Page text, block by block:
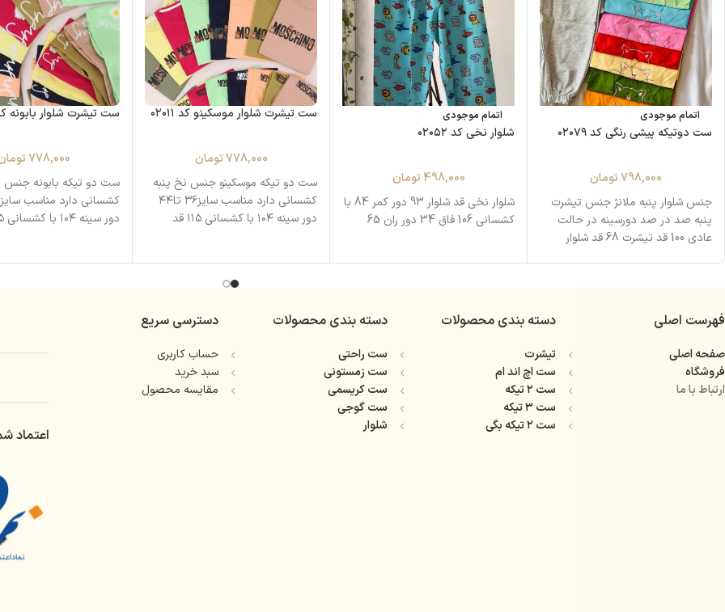
اتمام موجودی
ست دوتیکه پیشی رنگی کد ۰۲۰۷۹
798,000تومان
جنس شلوار پنبه ملانژ جنس تیشرت
پنبه صد در صد دورسینه در حالت
عادی 100 قد تیشرت 68 قد شلوار
اتمام موجودی
شلوار نخی کد ۰۲۰۵۲
498,000 تومان
شلوار نخی قد شلوار 93 دور کمر 84 با
کشسانی 106 فاق 34 دور ران 65
ست تیشرت شلوار موسکینو کد ۰۲۰۱۱
778,000تومان
ست دو تیکه موسکینو جنس نخ پنبه
کشسانی دارد مناسب سایز۳۶ تا۴۴
دور سینه ۱۰۴ با کشسانی ۱۱۵ قد
ست تیشرت شلوار بابونه کد
778,000
ست دو تیکه بابونه جنس
فهرست اصلی
صفحه اصلی
فروشگاه
ارتباط با ما
دسته بندی محصولات
تیشرت
ست اچ اند ام
ست ۲ تیکه
ست ۳ تیکه
ست ۲ تیکه بگی
دسته بندی محصولات
ست راحتی
ست زمستونی
ست کریسمی
ست گوجی
شلوار
دسترسی سریع
حساب کاربری
سبد خرید
مقایسه محصول
اعتماد